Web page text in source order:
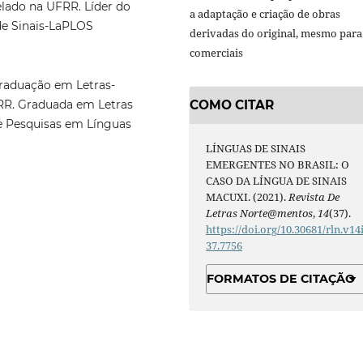
na UFRR. Líder do
Sinais-LaPLOS
em Letras-
Graduada em Letras
em Línguas
a adaptação e criação de obras
derivadas do original, mesmo
comerciais
COMO CITAR
LÍNGUAS DE SINAIS
EMERGENTES NO BRASIL: O
CASO DA LÍNGUA DE SINAIS
MACUXI. (2021). Revista De
Letras Norte@mentos, 14(37).
https://doi.org/10.30681/
37.7756
FORMATOS DE CITAÇÃO